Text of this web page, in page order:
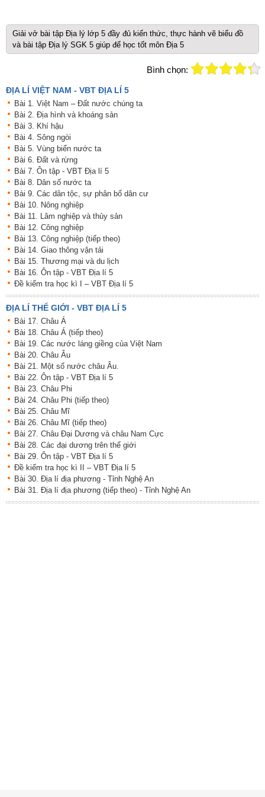
Giải vở bài tập Địa lý lớp 5 đầy đủ kiến thức, thực hành vẽ biểu đồ
và bài tập Địa lý SGK 5 giúp để học tốt môn Địa 5
Bình chọn:
ĐỊA LÍ VIỆT NAM - VBT ĐỊA LÍ 5
Bài 1. Việt Nam – Đất nước chúng ta
Bài 2. Địa hình và khoáng sản
Bài 3. Khí hậu
Bài 4. Sông ngòi
Bài 5. Vùng biển nước ta
Bài 6. Đất và rừng
Bài 7. Ôn tập - VBT Địa lí 5
Bài 8. Dân số nước ta
Bài 9. Các dân tộc, sự phân bố dân cư
Bài 10. Nông nghiệp
Bài 11. Lâm nghiệp và thủy sản
Bài 12. Công nghiệp
Bài 13. Công nghiệp (tiếp theo)
Bài 14. Giao thông vận tải
Bài 15. Thương mại và du lịch
Bài 16. Ôn tập - VBT Địa lí 5
Đề kiểm tra học kì I – VBT Địa lí 5
ĐỊA LÍ THẾ GIỚI - VBT ĐỊA LÍ 5
Bài 17. Châu Á
Bài 18. Châu Á (tiếp theo)
Bài 19. Các nước láng giềng của Việt Nam
Bài 20. Châu Âu
Bài 21. Một số nước châu Âu.
Bài 22. Ôn tập - VBT Địa lí 5
Bài 23. Châu Phi
Bài 24. Châu Phi (tiếp theo)
Bài 25. Châu Mĩ
Bài 26. Châu Mĩ (tiếp theo)
Bài 27. Châu Đại Dương và châu Nam Cực
Bài 28. Các đại dương trên thế giới
Bài 29. Ôn tập - VBT Địa lí 5
Đề kiểm tra học kì II – VBT Địa lí 5
Bài 30. Địa lí địa phương - Tỉnh Nghệ An
Bài 31. Địa lí địa phương (tiếp theo) - Tỉnh Nghệ An